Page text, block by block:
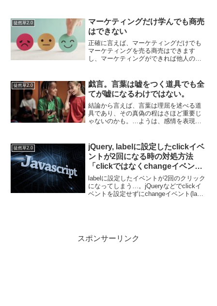
（汗）MENTAとかでも講師を選ぶから講
師が挙手するシステムに...
徒然草2.0
マーケティングだけ学んでも商売
はできない
正確に言えば、マーケティングだけでも
マーケティングを売る商売はできます
し、マーケティングができれば他人のサ
は、マーケティングを売るために、マー
ケティングを学べと言って情...
徒然草2.0
戯言。言葉は嘘をつく道具でも全
てが嘘になるわけではない。
結論から言えば、言葉は理屈を述べる道
具であり、その真偽の程はさほど重要じ
ゃないのかも。…ようは、感情を表現し
現するのに言葉は使えるわけだけど、た
だ感情の作用に一定の理由...
徒然草2.0
jQuery, labelに設定したclickイベ
ントが2回になる時の対処方法
「clickではなくchangeイベント
で制御すればいい」
labelに設定したイベントが2回のクリック
になってしまう…。jQueryなどでclickイ
ベントを設定せずにchangeイベント(lavel
スポンサーリンク